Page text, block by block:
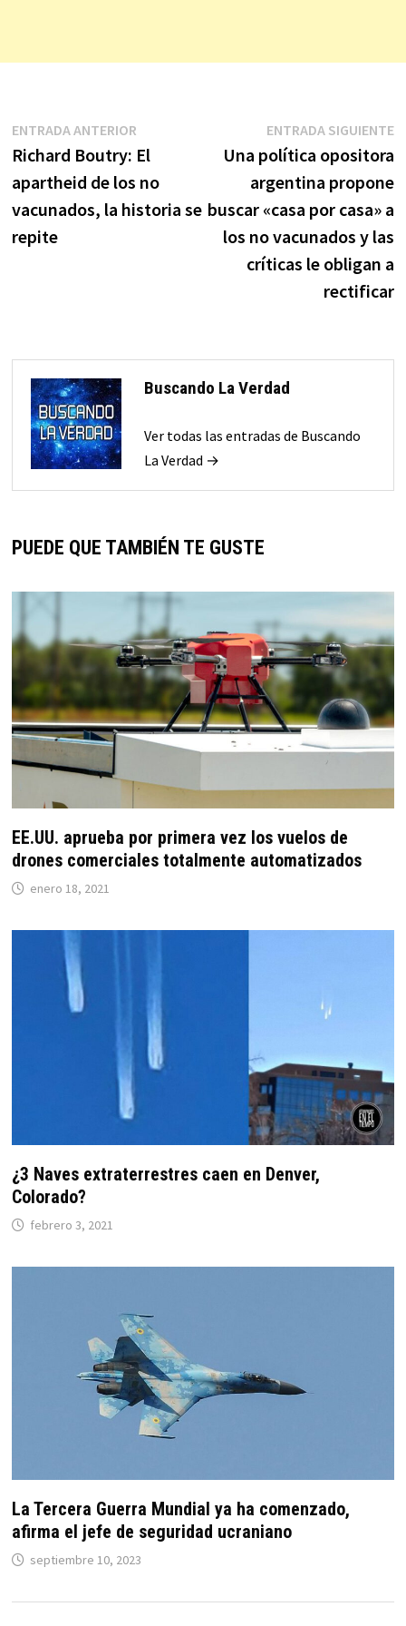
Navegación
de
entradas
ENTRADA ANTERIOREntrada
anterior:
Richard Boutry: El
apartheid de los no
vacunados, la historia se
repite
ENTRADA SIGUIENTE
Una política opositora
argentina propone
buscar «casa por casa» a
los no vacunados y las
críticas le obligan a
rectificar
Buscando La Verdad
Ver todas las entradas de Buscando
La Verdad →
PUEDE QUE TAMBIÉN TE GUSTE
EE.UU. aprueba por primera vez los vuelos de
drones comerciales totalmente automatizados
enero 18, 2021
¿3 Naves extraterrestres caen en Denver,
Colorado?
febrero 3, 2021
La Tercera Guerra Mundial ya ha comenzado,
afirma el jefe de seguridad ucraniano
septiembre 10, 2023